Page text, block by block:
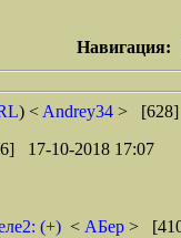
Навигация:
) < Andrey34 > [628]
17-10-2018 17:07
(+) < АБер >